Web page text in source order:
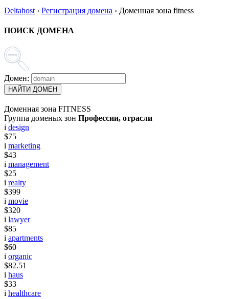
Deltahost › Регистрация домена › Доменная зона fitness
ПОИСК ДОМЕНА
Домен:
НАЙТИ ДОМЕН
Доменная зона FITNESS
Группа доменых зон Профессии, отрасли
i design
$75
i marketing
$43
i management
$25
i realty
$399
i movie
$320
i lawyer
$85
i apartments
$60
i organic
$82.51
i haus
$33
i healthcare